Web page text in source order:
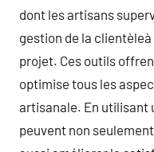
dont les artisans
gestion de la
projet. Ces outils
optimise tous les
artisanale. En utilisant
peuvent non